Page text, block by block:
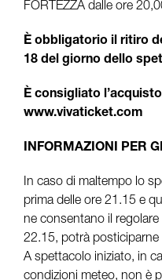
FORTEZZA dalle ore
È obbligatorio il ritiro
18 del giorno dello
È consigliato
www.vivaticket.com
INFORMAZIONI PER
In caso di maltempo lo
prima delle ore 21.15 e
ne consentano il
22.15, potrà
A spettacolo iniziato, in
condizioni meteo, non è